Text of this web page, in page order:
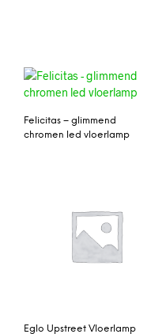
Felicitas – glimmend
chromen led vloerlamp
Eglo Upstreet Vloerlamp